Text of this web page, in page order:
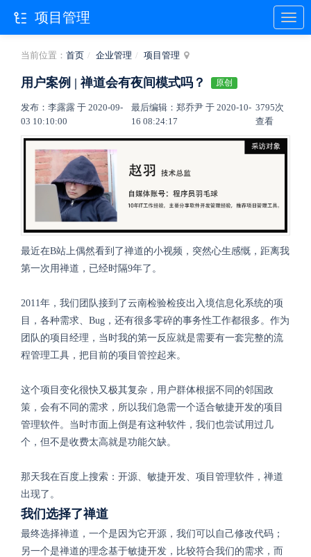
当前位置： 首页 企业管理 项目管理
用户案例 | 禅道会有夜间模式吗？ 原创
发布：李露露 于 2020-09-
03 10:10:00
最后编辑：郑乔尹 于 2020-10-
16 08:24:17
3795次
查看
最近在B站上偶然看到了禅道的小视频，突然心生感慨，距离我
第一次用禅道，已经时隔9年了。
2011年，我们团队接到了云南检验检疫出入境信息化系统的项
目，各种需求、Bug，还有很多零碎的事务性工作都很多。作为
团队的项目经理，当时我的第一反应就是需要有一套完整的流
程管理工具，把目前的项目管控起来。
这个项目变化很快又极其复杂，用户群体根据不同的邻国政
策，会有不同的需求，所以我们急需一个适合敏捷开发的项目
管理软件。当时市面上倒是有这种软件，我们也尝试用过几
个，但不是收费太高就是功能欠缺。
那天我在百度上搜索：开源、敏捷开发、项目管理软件，禅道
出现了。
我们选择了禅道
最终选择禅道，一个是因为它开源，我们可以自己修改代码；
另一个是禅道的理念基于敏捷开发，比较符合我们的需求，而
项目管理